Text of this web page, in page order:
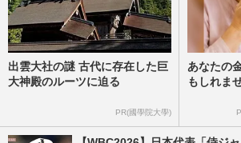
出雲大社の謎 古代に存在した巨
大神殿のルーツに迫る
PR(國學院大學)
あなたの
もしれま